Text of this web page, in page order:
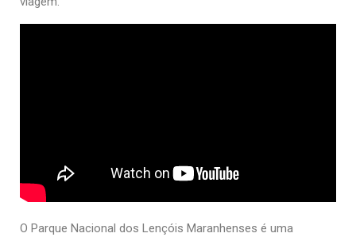
O Parque Nacional dos Lençóis Maranhenses é uma